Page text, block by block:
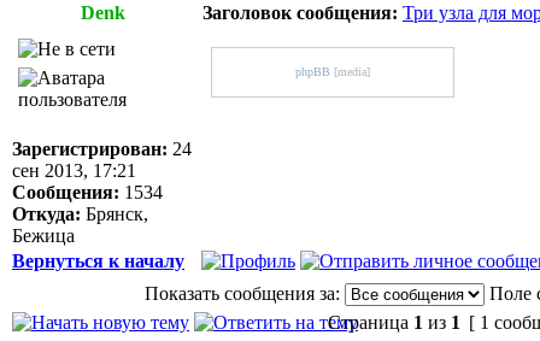
Denk
Заголовок сообщения: Три узла для
Зарегистрирован: 24
сен 2013, 17:21
Сообщения: 1534
Откуда: Брянск,
Бежица
phpBB [media]
Вернуться к началу
Показать сообщения за:
Поле
Страница 1 из 1 [ 1